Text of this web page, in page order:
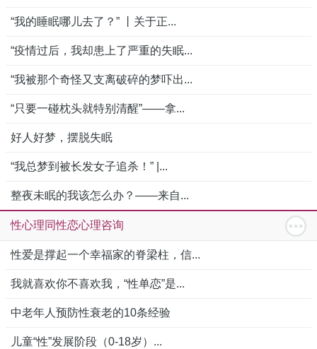
“我的睡眠哪儿去了？” 丨关于正...
“疫情过后，我却患上了严重的失眠...
“我被那个奇怪又支离破碎的梦吓出...
“只要一碰枕头就特别清醒”——拿...
好人好梦，摆脱失眠
“我总梦到被长发女子追杀！” |...
整夜未眠的我该怎么办？——来自...
性心理同性恋心理咨询
性爱是撑起一个幸福家的脊梁柱，信...
我就喜欢你不喜欢我，“性单恋”是...
中老年人预防性衰老的10条经验
儿童“性”发展阶段（0-18岁）...